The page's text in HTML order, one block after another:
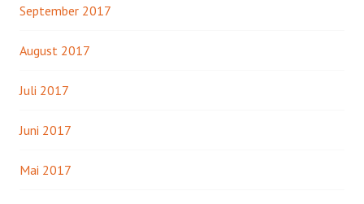
September 2017
August 2017
Juli 2017
Juni 2017
Mai 2017